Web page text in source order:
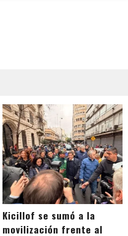
Kicillof se sumó a la
movilización frente al